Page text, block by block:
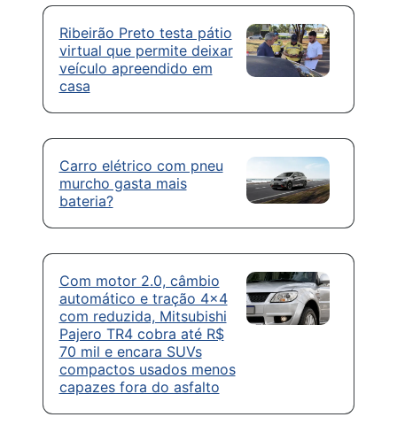
Ribeirão Preto testa pátio
virtual que permite deixar
veículo apreendido em
casa
Carro elétrico com pneu
murcho gasta mais
bateria?
Com motor 2.0, câmbio
automático e tração 4×4
com reduzida, Mitsubishi
Pajero TR4 cobra até R$
70 mil e encara SUVs
compactos usados menos
capazes fora do asfalto